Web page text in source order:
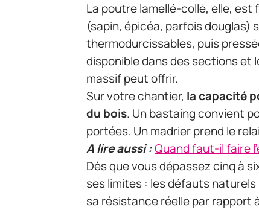
La poutre lamellé-collé, elle, est
(sapin, épicéa, parfois douglas)
thermodurcissables, puis
disponible dans des sections et
massif peut offrir.
Sur votre chantier, la capacité
du bois. Un bastaing convient
portées. Un madrier prend le
A lire aussi :Quand faut-il faire
Dès que vous dépassez cinq à
ses limites : les défauts
sa résistance réelle par rapport